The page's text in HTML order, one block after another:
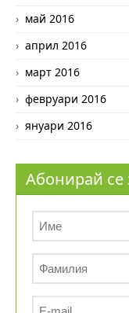
май 2016
април 2016
март 2016
февруари 2016
януари 2016
Абонирай се